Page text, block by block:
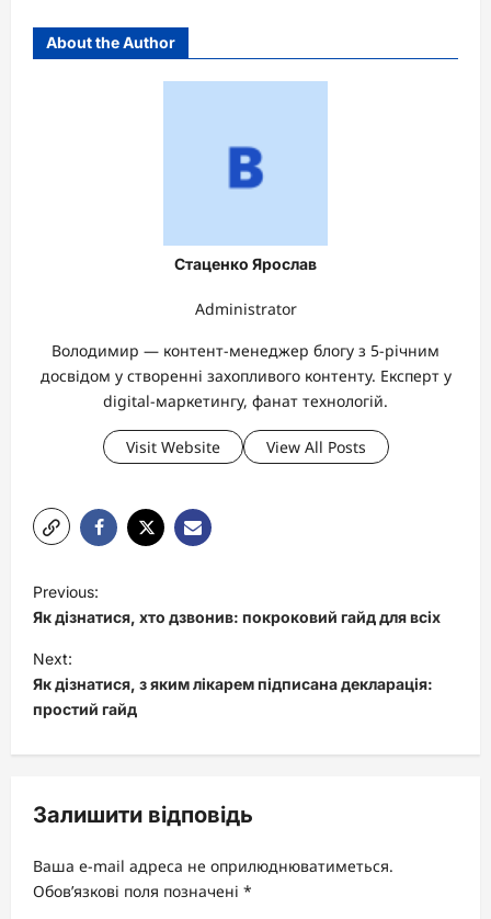
About the Author
Стаценко Ярослав
Administrator
Володимир — контент-менеджер блогу з 5-річним
досвідом у створенні захопливого контенту. Експерт у
digital-маркетингу, фанат технологій.
Visit Website View All Posts
o
s
t
n
a
i
a
Previous:
Як дізнатися, хто дзвонив: покроковий гайд для всіх
Next:
Як дізнатися, з яким лікарем підписана декларація:
простий гайд
Залишити відповідь
Ваша e-mail адреса не оприлюднюватиметься.
Обов’язкові поля позначені *